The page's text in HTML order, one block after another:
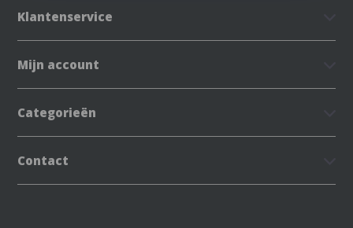
Klantenservice
Mijn account
Categorieën
Contact